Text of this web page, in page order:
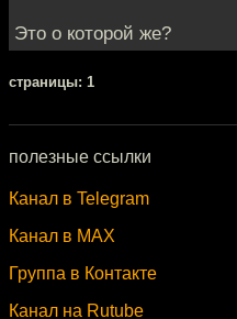
Это о которой же?
cтраницы: 1
полезные ссылки
Канал в Telegram
Канал в MAX
Группа в Контакте
Канал на Rutube